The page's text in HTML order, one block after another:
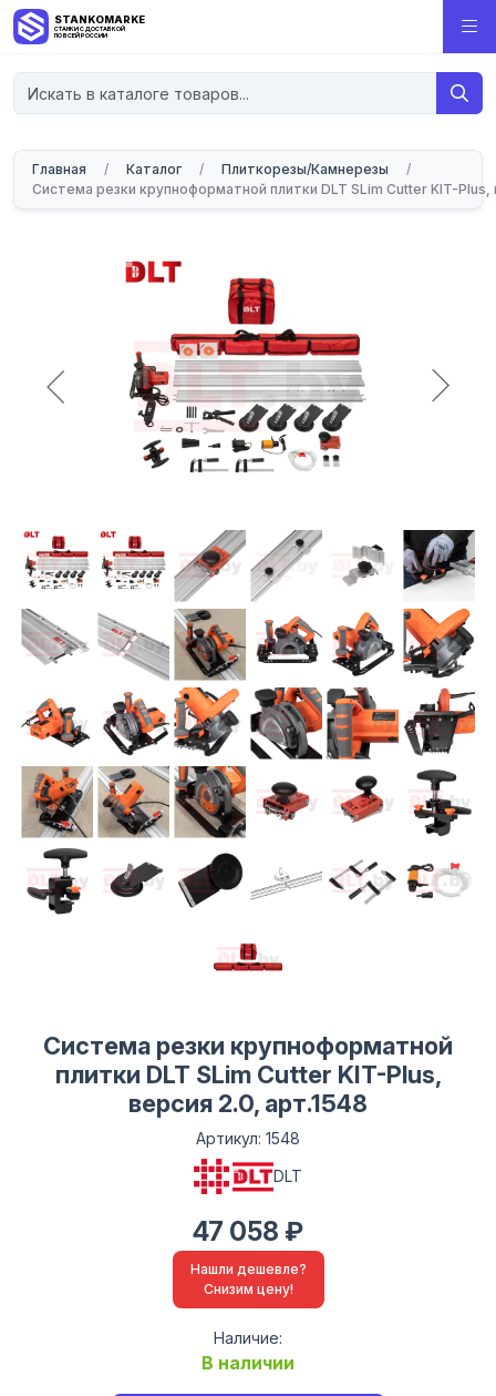
STANKOMARKET
СТАНКИ С ДОСТАВКОЙ
ПО ВСЕЙ РОССИИ
Главная / Каталог / Плиткорезы/Камнерезы
/
Система резки крупноформатной плитки DLT SLim Cutter KIT-Plus,
Система резки крупноформатной
плитки DLT SLim Cutter KIT-Plus,
версия 2.0, арт.1548
Артикул: 1548
DLT
47 058 ₽
Нашли дешевле?
Снизим цену!
Наличие:
В наличии